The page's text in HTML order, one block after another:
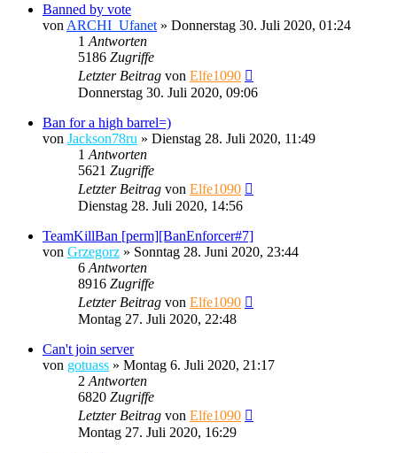
Banned by vote
von ARCHI_Ufanet » Donnerstag 30. Juli 2020, 01:24
1 Antworten
5186 Zugriffe
Letzter Beitrag von Elfe1090
Donnerstag 30. Juli 2020, 09:06
Ban for a high barrel=)
von Jackson78ru » Dienstag 28. Juli 2020, 11:49
1 Antworten
5621 Zugriffe
Letzter Beitrag von Elfe1090
Dienstag 28. Juli 2020, 14:56
TeamKillBan [perm][BanEnforcer#7]
von Grzegorz » Sonntag 28. Juni 2020, 23:44
6 Antworten
8916 Zugriffe
Letzter Beitrag von Elfe1090
Montag 27. Juli 2020, 22:48
Can't join server
von gotuass » Montag 6. Juli 2020, 21:17
2 Antworten
6820 Zugriffe
Letzter Beitrag von Elfe1090
Montag 27. Juli 2020, 16:29